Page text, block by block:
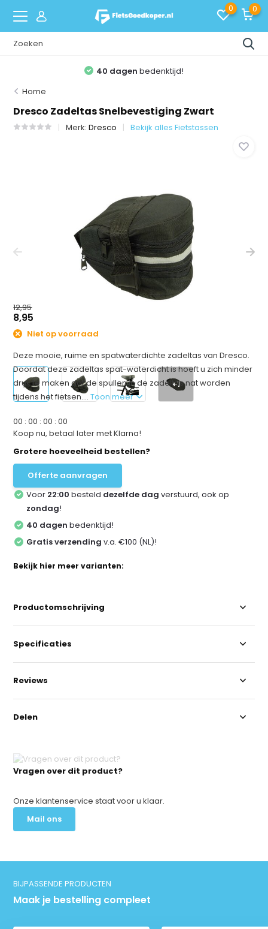
0 0
40 dagen bedenktijd!
Home
Dresco Zadeltas Snelbevestiging Zwart
Merk:Dresco Bekijk alles Fietstassen
+1
12,95
8,95
Niet op voorraad
Deze mooie, ruime en spatwaterdichte zadeltas van Dresco.
Doordat deze zadeltas spat-waterdicht is hoeft u zich minder
druk te maken dat de spullen in de zadeltas nat worden
tijdens het fietsen....Toon meer
00 :00 :00 :00
Koop nu, betaal later met Klarna!
Grotere hoeveelheid bestellen?
Offerte aanvragen
Voor 22:00 besteld dezelfde dag verstuurd, ook op
zondag!
40 dagen bedenktijd!
Gratis verzending v.a. €100 (NL)!
Bekijk hier meer varianten:
Vragen over dit product?
Onze klantenservice staat voor u klaar.
Mail ons
Productomschrijving
Specificaties
Reviews
Delen
BIJPASSENDE PRODUCTEN
Maak je bestelling compleet